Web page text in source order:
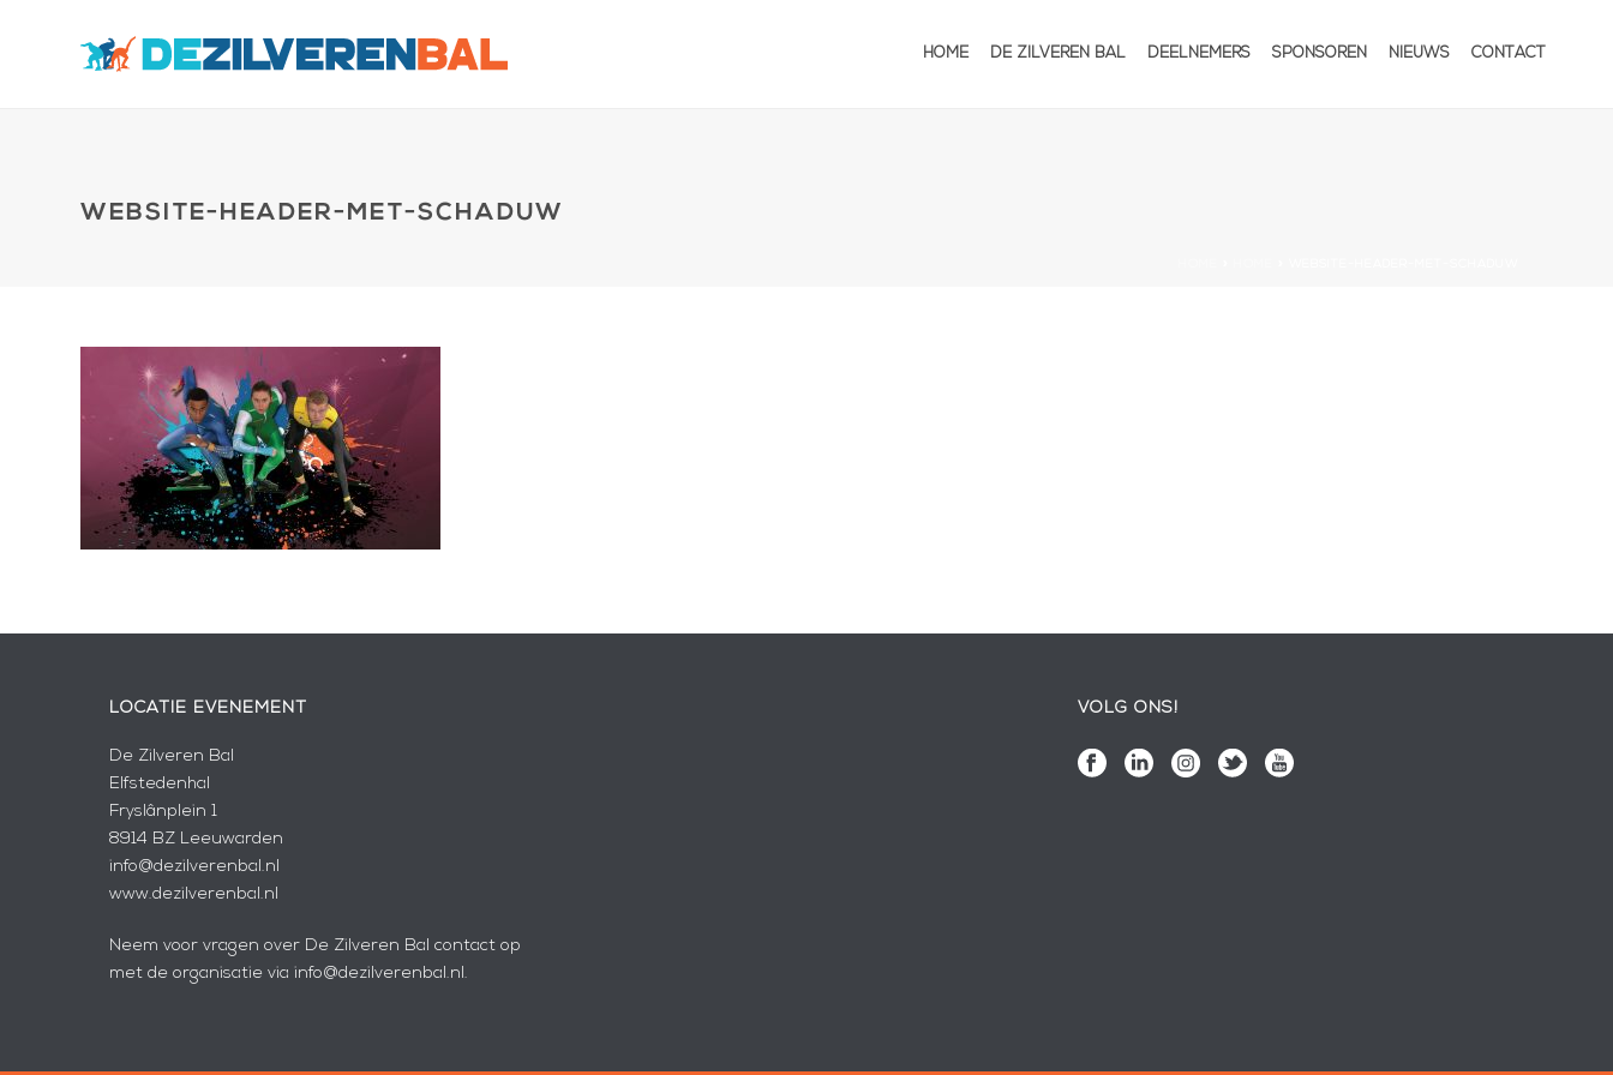
HOME DE ZILVEREN BAL DEELNEMERS SPONSOREN NIEUWS CONTACT
WEBSITE-HEADER-MET-SCHADUW
LOCATIE EVENEMENT
De Zilveren Bal
Elfstedenhal
Fryslânplein 1
8914 BZ Leeuwarden
info@dezilverenbal.nl
www.dezilverenbal.nl
Neem voor vragen over De Zilveren Bal contact op
met de organisatie via info@dezilverenbal.nl.
VOLG ONS!